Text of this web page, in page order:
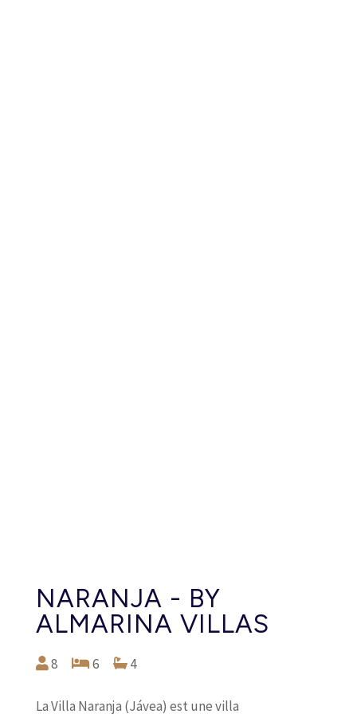
NARANJA - BY
ALMARINA VILLAS
8 6 4
La Villa Naranja (Jávea) est une villa